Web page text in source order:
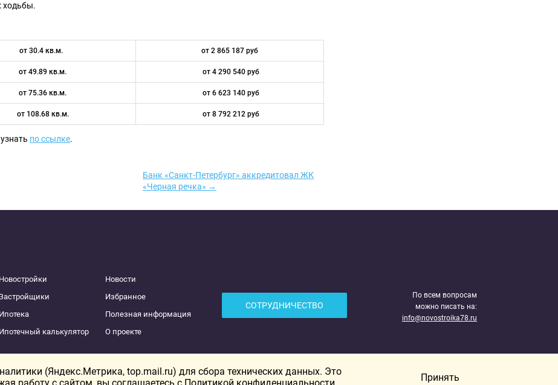
ходьбы.
от 30.4 кв.м. от 2 865 187 руб
от 49.89 кв.м. от 4 290 540 руб
от 75.36 кв.м. от 6 623 140 руб
от 108.68 кв.м. от 8 792 212 руб
по ссылке.
Банк «Санкт-Петербург» аккредитовал ЖК
«Черная речка» →
Новостройки
Ипотека
Ипотечный калькулятор
Новости
Избранное
Полезная информация
О проекте
СОТРУДНИЧЕСТВО
По всем вопросам
можно писать на:
info@novostroika78.ru
(Яндекс.Метрика, top.mail.ru) для сбора технических данных. Это
Принять